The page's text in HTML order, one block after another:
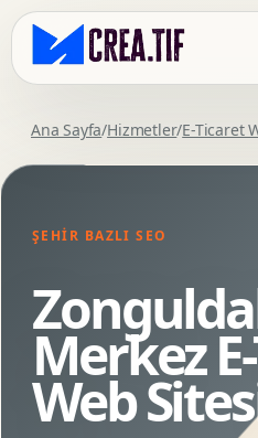
Ana Sayfa/Hizmetler/E-Ticaret
ŞEHIR BAZLI SEO
Merkez
Web